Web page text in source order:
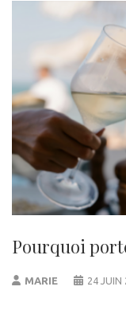
Pourquoi
MARIE 24 JUIN